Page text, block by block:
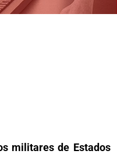
militares de Estados